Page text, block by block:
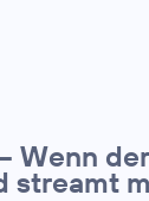
Wenn
streamt